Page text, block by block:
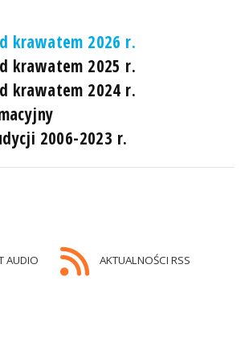
krawatem 2026 r.
krawatem 2025 r.
krawatem 2024 r.
2006-2023 r.
AUDIO AKTUALNOŚCI RSS